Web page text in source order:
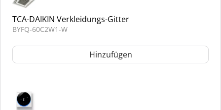
TCA-DAIKIN Verkleidungs-Gitter
BYFQ-60C2W1-W
Hinzufügen